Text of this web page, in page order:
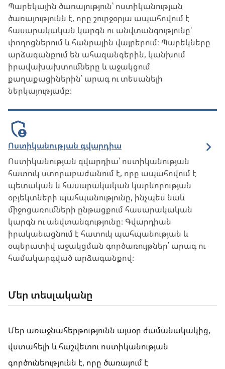
Պարեկային ծառայություն՝ ոստիկանության
ծառայությունն է, որը շուրջօրյա ապահովում է
հասարակական կարգն ու անվտանգությունը՝
փողոցներում և հանրային վայրերում։ Պարեկները
արձագանքում են ահազանգերին, կանխում
իրավախախտումները և աջակցում
քաղաքացիներին՝ արագ ու տեսանելի
ներկայությամբ։
Ոստիկանության գվարդիա
Ոստիկանության գվարդիա՝ ոստիկանության
հատուկ ստորաբաժանում է, որը ապահովում է
պետական և հասարակական կարևորության
օբյեկտների պահպանությունը, ինչպես նաև
միջոցառումների ընթացքում հասարակական
կարգն ու անվտանգությունը։ Գվարդիան
իրականացնում է հատուկ պահպանության և
օպերատիվ աջակցման գործառույթներ՝ արագ ու
համակարգված արձագանքով։
Մեր տեսլականը
Մեր առաջնահերթությունն այսօր ժամանակակից,
վստահելի և հաշվետու ոստիկանության
գործունեությունն է, որը ծառայում է